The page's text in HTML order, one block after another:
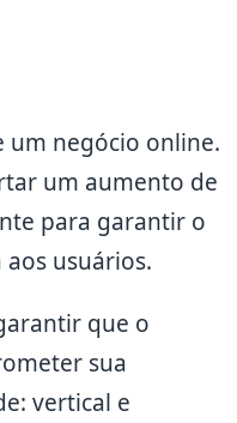
um negócio online.
um aumento de
para garantir o
usuários.
que o
sua
vertical e